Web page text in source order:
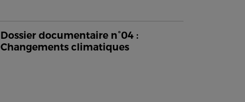
Dossier documentaire n°04 :
Changements climatiques